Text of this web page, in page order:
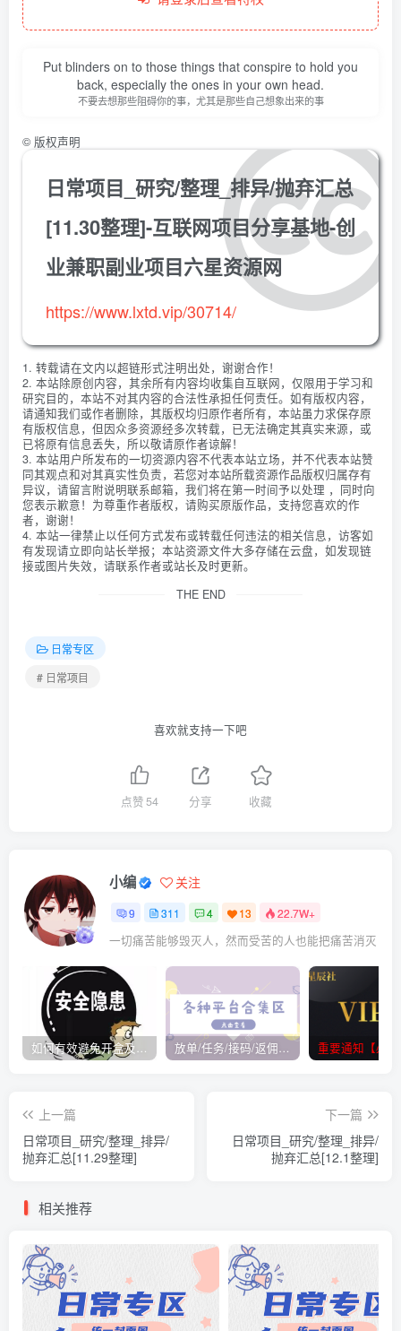
Put blinders on to those things that conspire to hold you
back, especially the ones in your own head.
不要去想那些阻碍你的事，尤其是那些自己想象出来的事
© 版权声明
日常项目_研究/整理_排异/抛弃汇总
[11.30整理]-互联网项目分享基地-创
业兼职副业项目六星资源网
https://www.lxtd.vip/30714/
1. 转载请在文内以超链形式注明出处，谢谢合作！
2. 本站除原创内容，其余所有内容均收集自互联网，仅限用于学习和
研究目的，本站不对其内容的合法性承担任何责任。如有版权内容，
请通知我们或作者删除，其版权均归原作者所有，本站虽力求保存原
有版权信息，但因众多资源经多次转载，已无法确定其真实来源，或
已将原有信息丢失，所以敬请原作者谅解！
3. 本站用户所发布的一切资源内容不代表本站立场，并不代表本站赞
同其观点和对其真实性负责，若您对本站所载资源作品版权归属存有
异议，请留言附说明联系邮箱，我们将在第一时间予以处理 ，同时向
您表示歉意！为尊重作者版权，请购买原版作品，支持您喜欢的作
者，谢谢！
4. 本站一律禁止以任何方式发布或转载任何违法的相关信息，访客如
有发现请立即向站长举报；本站资源文件大多存储在云盘，如发现链
接或图片失效，请联系作者或站长及时更新。
THE END
日常专区
# 日常项目
喜欢就支持一下吧
点赞 54 分享 收藏
小编 关注
9 311 4 13 22.7W+
一切痛苦能够毁灭人，然而受苦的人也能把痛苦消灭
如何有效避免开盒及开盒流程 放单/任务/接码/返佣/平台/合集 重要通知【必
上一篇
日常项目_研究/整理_排异/
抛弃汇总[11.29整理]
下一篇
日常项目_研究/整理_排异/
抛弃汇总[12.1整理]
相关推荐